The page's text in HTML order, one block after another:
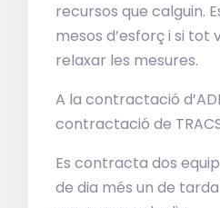
recursos que calguin.
mesos d’esforç i si tot
relaxar les mesures.
A la contractació
contractació de
Es contracta dos
de dia més un de